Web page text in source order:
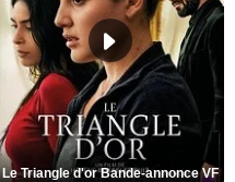
Le Triangle d'or Bande-annonce VF